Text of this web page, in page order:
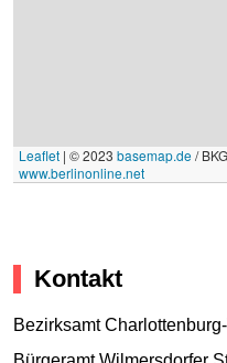
Leaflet | © 2023 basemap.de/
www.berlinonline.net
Kontakt
Bezirksamt